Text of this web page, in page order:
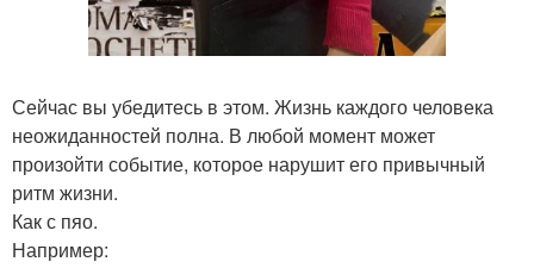
Сейчас вы убедитесь в этом. Жизнь каждого человека
неожиданностей полна. В любой момент может
произойти событие, которое нарушит его привычный
ритм жизни.
Как с пяо.
Например: